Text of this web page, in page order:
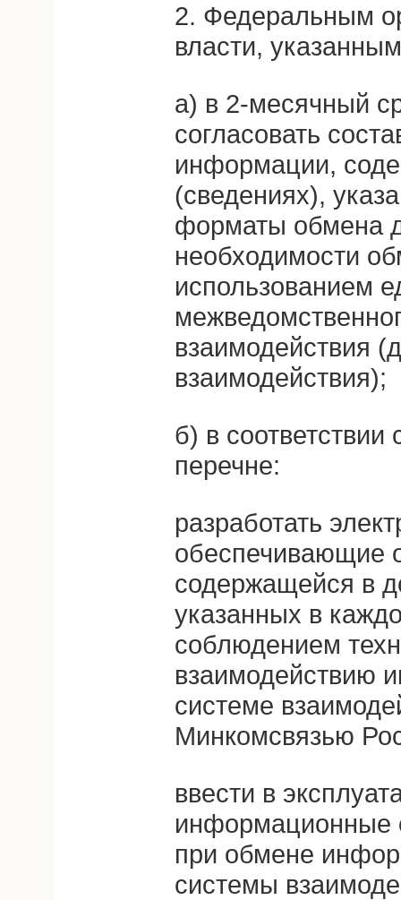
2. Федеральным
власти,
а) в 2-месячный
согласовать
информации,
(сведениях),
форматы обмена
необходимости
использованием
взаимодействия
взаимодействия);
б) в
перечне:
разработать
обеспечивающие
содержащейся в
указанных в
соблюдением
взаимодействию
системе
Минкомсвязью
ввести в
информационные
при обмене
системы